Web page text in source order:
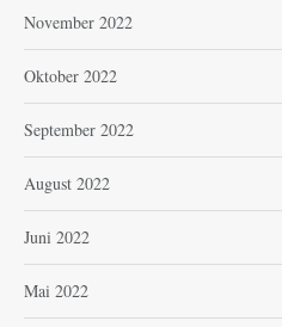
November 2022
Oktober 2022
September 2022
August 2022
Juni 2022
Mai 2022